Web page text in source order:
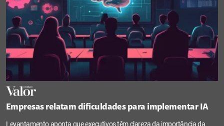
Empresas relatam dificuldades para implementar IA
Levantamento aponta que executivos têm clareza da importância da